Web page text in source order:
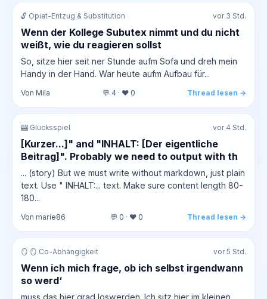
🔓 Opiat-Entzug & Substitution vor 3 Std.
Wenn der Kollege Subutex nimmt und du nicht
weißt, wie du reagieren sollst
So, sitze hier seit ner Stunde aufm Sofa und dreh mein
Handy in der Hand. War heute aufm Aufbau für...
Von Mila 💬 4 · ❤️ 0 Thread lesen →
🎰 Glücksspiel vor 4 Std.
[Kurzer...]" and "INHALT: [Der eigentliche
Beitrag]". Probably we need to output with th
... (story) But we must write without markdown, just plain
text. Use " INHALT:... text. Make sure content length 80-
180...
Von marie86 💬 0 · ❤️ 0 Thread lesen →
🪞 🪞 Co-Abhängigkeit vor 5 Std.
Wenn ich mich frage, ob ich selbst irgendwann
so werd‘
muss das hier grad loswerden. Ich sitz hier im kleinen